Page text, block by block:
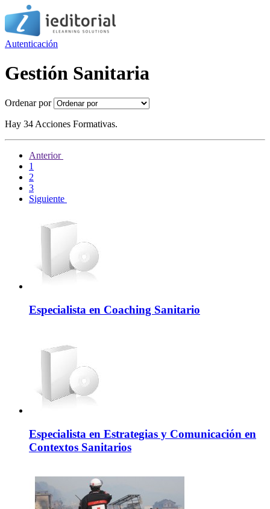
Autenticación
Gestión Sanitaria
Ordenar por
Hay 34 Acciones Formativas.
Anterior
1
2
3
Siguiente
Especialista en Coaching Sanitario
Especialista en Estrategias y Comunicación en
Contextos Sanitarios